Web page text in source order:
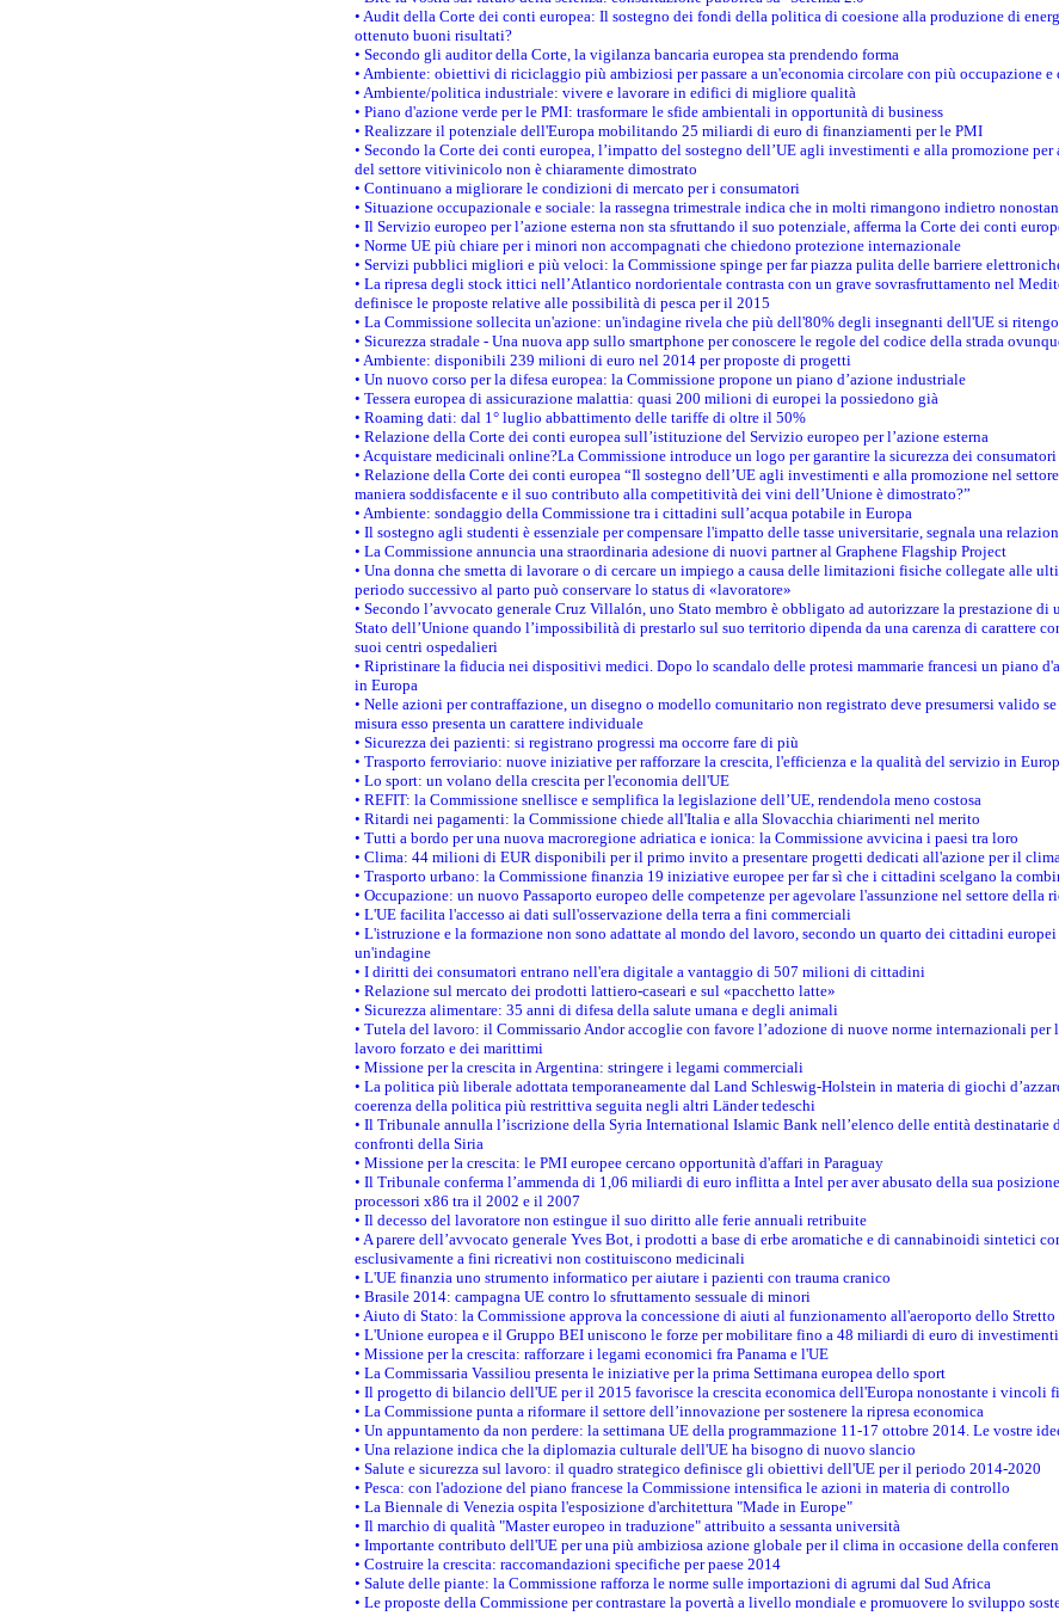
• Audit della Corte dei conti europea: Il sostegno dei fondi della politica di coesione alla produzione di
ottenuto buoni risultati?
• Secondo gli auditor della Corte, la vigilanza bancaria europea sta prendendo forma
• Ambiente: obiettivi di riciclaggio più ambiziosi per passare a un'economia circolare con più occupazione e
• Ambiente/politica industriale: vivere e lavorare in edifici di migliore qualità
• Piano d'azione verde per le PMI: trasformare le sfide ambientali in opportunità di business
• Realizzare il potenziale dell'Europa mobilitando 25 miliardi di euro di finanziamenti per le PMI
• Secondo la Corte dei conti europea, l’impatto del sostegno dell’UE agli investimenti e alla promozione
del settore vitivinicolo non è chiaramente dimostrato
• Continuano a migliorare le condizioni di mercato per i consumatori
• Situazione occupazionale e sociale: la rassegna trimestrale indica che in molti rimangono indietro
• Il Servizio europeo per l’azione esterna non sta sfruttando il suo potenziale, afferma la Corte dei conti
• Norme UE più chiare per i minori non accompagnati che chiedono protezione internazionale
• Servizi pubblici migliori e più veloci: la Commissione spinge per far piazza pulita delle barriere
• La ripresa degli stock ittici nell’Atlantico nordorientale contrasta con un grave sovrasfruttamento nel
definisce le proposte relative alle possibilità di pesca per il 2015
• La Commissione sollecita un'azione: un'indagine rivela che più dell'80% degli insegnanti dell'UE si
• Sicurezza stradale - Una nuova app sullo smartphone per conoscere le regole del codice della strada
• Ambiente: disponibili 239 milioni di euro nel 2014 per proposte di progetti
• Un nuovo corso per la difesa europea: la Commissione propone un piano d’azione industriale
• Tessera europea di assicurazione malattia: quasi 200 milioni di europei la possiedono già
• Roaming dati: dal 1° luglio abbattimento delle tariffe di oltre il 50%
• Relazione della Corte dei conti europea sull’istituzione del Servizio europeo per l’azione esterna
• Acquistare medicinali online?La Commissione introduce un logo per garantire la sicurezza dei consumatori
• Relazione della Corte dei conti europea “Il sostegno dell’UE agli investimenti e alla promozione nel
maniera soddisfacente e il suo contributo alla competitività dei vini dell’Unione è dimostrato?”
• Ambiente: sondaggio della Commissione tra i cittadini sull’acqua potabile in Europa
• Il sostegno agli studenti è essenziale per compensare l'impatto delle tasse universitarie, segnala una
• La Commissione annuncia una straordinaria adesione di nuovi partner al Graphene Flagship Project
• Una donna che smetta di lavorare o di cercare un impiego a causa delle limitazioni fisiche collegate alle
periodo successivo al parto può conservare lo status di «lavoratore»
• Secondo l’avvocato generale Cruz Villalón, uno Stato membro è obbligato ad autorizzare la prestazione
Stato dell’Unione quando l’impossibilità di prestarlo sul suo territorio dipenda da una carenza di carattere
suoi centri ospedalieri
• Ripristinare la fiducia nei dispositivi medici. Dopo lo scandalo delle protesi mammarie francesi un piano
in Europa
• Nelle azioni per contraffazione, un disegno o modello comunitario non registrato deve presumersi valido
misura esso presenta un carattere individuale
• Sicurezza dei pazienti: si registrano progressi ma occorre fare di più
• Trasporto ferroviario: nuove iniziative per rafforzare la crescita, l'efficienza e la qualità del servizio in
• Lo sport: un volano della crescita per l'economia dell'UE
• REFIT: la Commissione snellisce e semplifica la legislazione dell’UE, rendendola meno costosa
• Ritardi nei pagamenti: la Commissione chiede all'Italia e alla Slovacchia chiarimenti nel merito
• Tutti a bordo per una nuova macroregione adriatica e ionica: la Commissione avvicina i paesi tra loro
• Clima: 44 milioni di EUR disponibili per il primo invito a presentare progetti dedicati all'azione per il clima
• Trasporto urbano: la Commissione finanzia 19 iniziative europee per far sì che i cittadini scelgano la
• Occupazione: un nuovo Passaporto europeo delle competenze per agevolare l'assunzione nel settore della
• L'UE facilita l'accesso ai dati sull'osservazione della terra a fini commerciali
• L'istruzione e la formazione non sono adattate al mondo del lavoro, secondo un quarto dei cittadini europei
un'indagine
• I diritti dei consumatori entrano nell'era digitale a vantaggio di 507 milioni di cittadini
• Relazione sul mercato dei prodotti lattiero-caseari e sul «pacchetto latte»
• Sicurezza alimentare: 35 anni di difesa della salute umana e degli animali
• Tutela del lavoro: il Commissario Andor accoglie con favore l’adozione di nuove norme internazionali
lavoro forzato e dei marittimi
• Missione per la crescita in Argentina: stringere i legami commerciali
• La politica più liberale adottata temporaneamente dal Land Schleswig-Holstein in materia di giochi
coerenza della politica più restrittiva seguita negli altri Länder tedeschi
• Il Tribunale annulla l’iscrizione della Syria International Islamic Bank nell’elenco delle entità destinatarie
confronti della Siria
• Missione per la crescita: le PMI europee cercano opportunità d'affari in Paraguay
• Il Tribunale conferma l’ammenda di 1,06 miliardi di euro inflitta a Intel per aver abusato della sua
processori x86 tra il 2002 e il 2007
• Il decesso del lavoratore non estingue il suo diritto alle ferie annuali retribuite
• A parere dell’avvocato generale Yves Bot, i prodotti a base di erbe aromatiche e di cannabinoidi sintetici
esclusivamente a fini ricreativi non costituiscono medicinali
• L'UE finanzia uno strumento informatico per aiutare i pazienti con trauma cranico
• Brasile 2014: campagna UE contro lo sfruttamento sessuale di minori
• Aiuto di Stato: la Commissione approva la concessione di aiuti al funzionamento all'aeroporto dello
• L'Unione europea e il Gruppo BEI uniscono le forze per mobilitare fino a 48 miliardi di euro di
• Missione per la crescita: rafforzare i legami economici fra Panama e l'UE
• La Commissaria Vassiliou presenta le iniziative per la prima Settimana europea dello sport
• Il progetto di bilancio dell'UE per il 2015 favorisce la crescita economica dell'Europa nonostante i vincoli
• La Commissione punta a riformare il settore dell’innovazione per sostenere la ripresa economica
• Un appuntamento da non perdere: la settimana UE della programmazione 11-17 ottobre 2014. Le vostre
• Una relazione indica che la diplomazia culturale dell'UE ha bisogno di nuovo slancio
• Salute e sicurezza sul lavoro: il quadro strategico definisce gli obiettivi dell'UE per il periodo 2014-2020
• Pesca: con l'adozione del piano francese la Commissione intensifica le azioni in materia di controllo
• La Biennale di Venezia ospita l'esposizione d'architettura "Made in Europe"
• Il marchio di qualità "Master europeo in traduzione" attribuito a sessanta università
• Importante contributo dell'UE per una più ambiziosa azione globale per il clima in occasione della
• Costruire la crescita: raccomandazioni specifiche per paese 2014
• Salute delle piante: la Commissione rafforza le norme sulle importazioni di agrumi dal Sud Africa
• Le proposte della Commissione per contrastare la povertà a livello mondiale e promuovere lo sviluppo